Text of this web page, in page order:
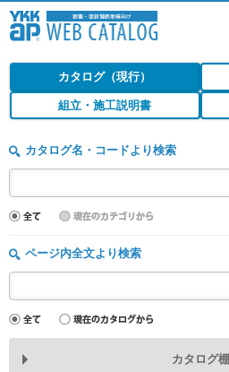
カタログ（現行）
組立・施工説明書
カタログ名・コードより検索
ページ内全文より検索
カタログ棚